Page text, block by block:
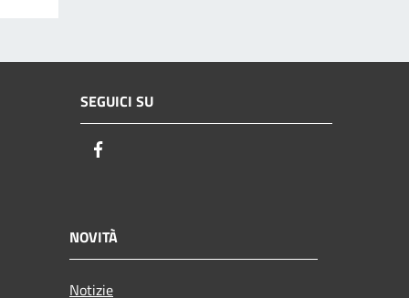
SEGUICI SU
NOVITÀ
Notizie